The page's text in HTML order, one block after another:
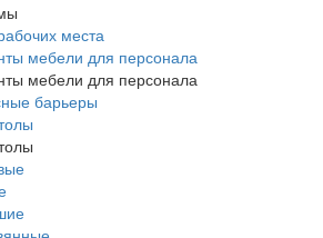
места
мебели для персонала
мебели для персонала
барьеры